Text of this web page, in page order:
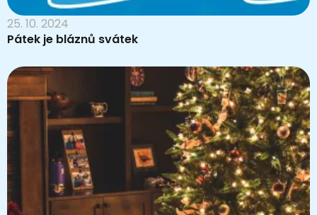
25. 10. 2024
Pátek je bláznů svátek